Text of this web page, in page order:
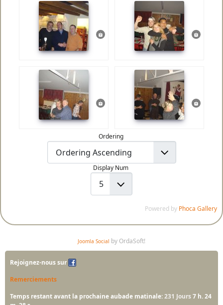
Ordering
Display Num
Powered by Phoca Gallery
Joomla Social by OrdaSoft!
Rejoignez-nous sur
Remerciements
Temps restant avant la prochaine aubade matinale:231 Jours7 h. 24